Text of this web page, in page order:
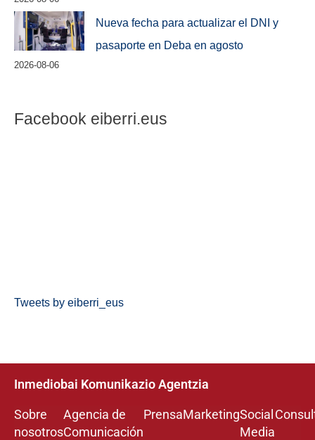
Nueva fecha para actualizar el DNI y
pasaporte en Deba en agosto
2026-08-06
Facebook eiberri.eus
Tweets by eiberri_eus
Inmediobai Komunikazio Agentzia
Sobre
nosotros
Agencia de
Comunicación
PrensaMarketingSocial
Media